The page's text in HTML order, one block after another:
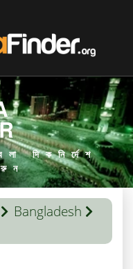
দিকনির্দেশ
Bangladesh